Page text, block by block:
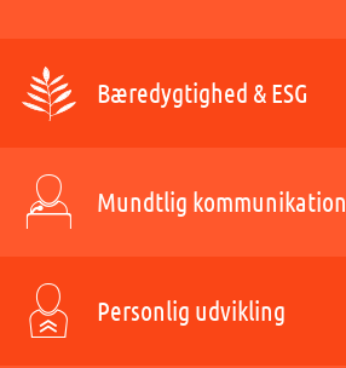
Bæredygtighed & ESG
Mundtlig kommunikation
Personlig udvikling